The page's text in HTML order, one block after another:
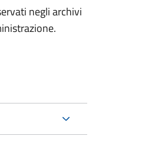
negli archivi